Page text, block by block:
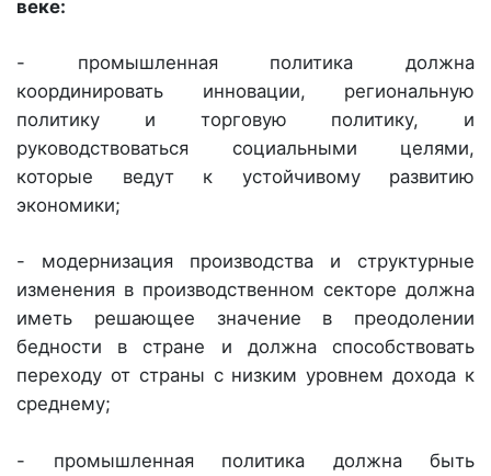
веке:
- промышленная политика должна
координировать инновации, региональную
политику и торговую политику, и
руководствоваться социальными целями,
которые ведут к устойчивому развитию
экономики;
- модернизация производства и структурные
изменения в производственном секторе должна
иметь решающее значение в преодолении
бедности в стране и должна способствовать
переходу от страны с низким уровнем дохода к
среднему;
- промышленная политика должна быть